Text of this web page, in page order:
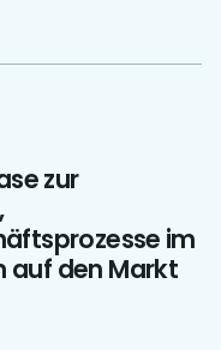
zur
im
auf den Markt